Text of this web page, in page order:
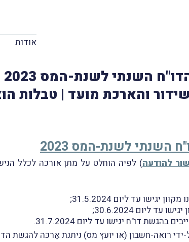
אודות
והארכת מועד | טבלות
השנתי לשנת-המס 2023
להודעה) לפיה הוחלט על מתן אורכה לכלל
עד ליום 31.5.2024;
ליום 30.6.2024;
דו"ח יגישו עד ליום 31.7.2024.
ידי רואה-חשבון (או יועץ מס) ניתנת אַרכּה להגשת